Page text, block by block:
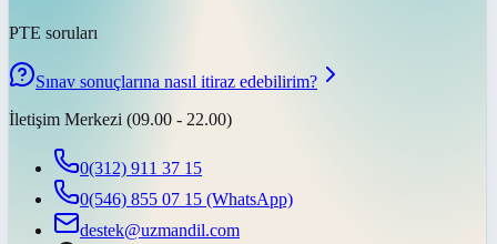
PTE soruları
Sınav sonuçlarına nasıl itiraz edebilirim?
İletişim Merkezi (09.00 - 22.00)
0(312) 911 37 15
0(546) 855 07 15 (WhatsApp)
destek@uzmandil.com